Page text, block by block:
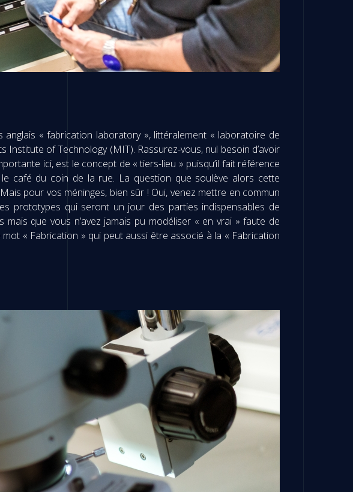
anglais « fabrication laboratory », littéralement « laboratoire de
of Technology (MIT). Rassurez-vous, nul besoin d’avoir
ici, est le concept de « tiers-lieu » puisqu’il fait référence
café du coin de la rue. La question que soulève alors cette
pour vos méninges, bien sûr ! Oui, venez mettre en commun
prototypes qui seront un jour des parties indispensables de
que vous n’avez jamais pu modéliser « en vrai » faute de
« Fabrication » qui peut aussi être associé à la « Fabrication